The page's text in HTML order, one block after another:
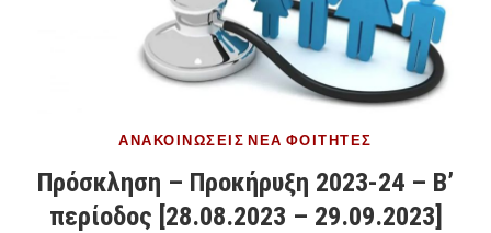
ΑΝΑΚΟΙΝΏΣΕΙΣ ΝΈΑ ΦΟΙΤΗΤΈΣ
Πρόσκληση – Προκήρυξη 2023-24 – B’
περίοδος [28.08.2023 – 29.09.2023]